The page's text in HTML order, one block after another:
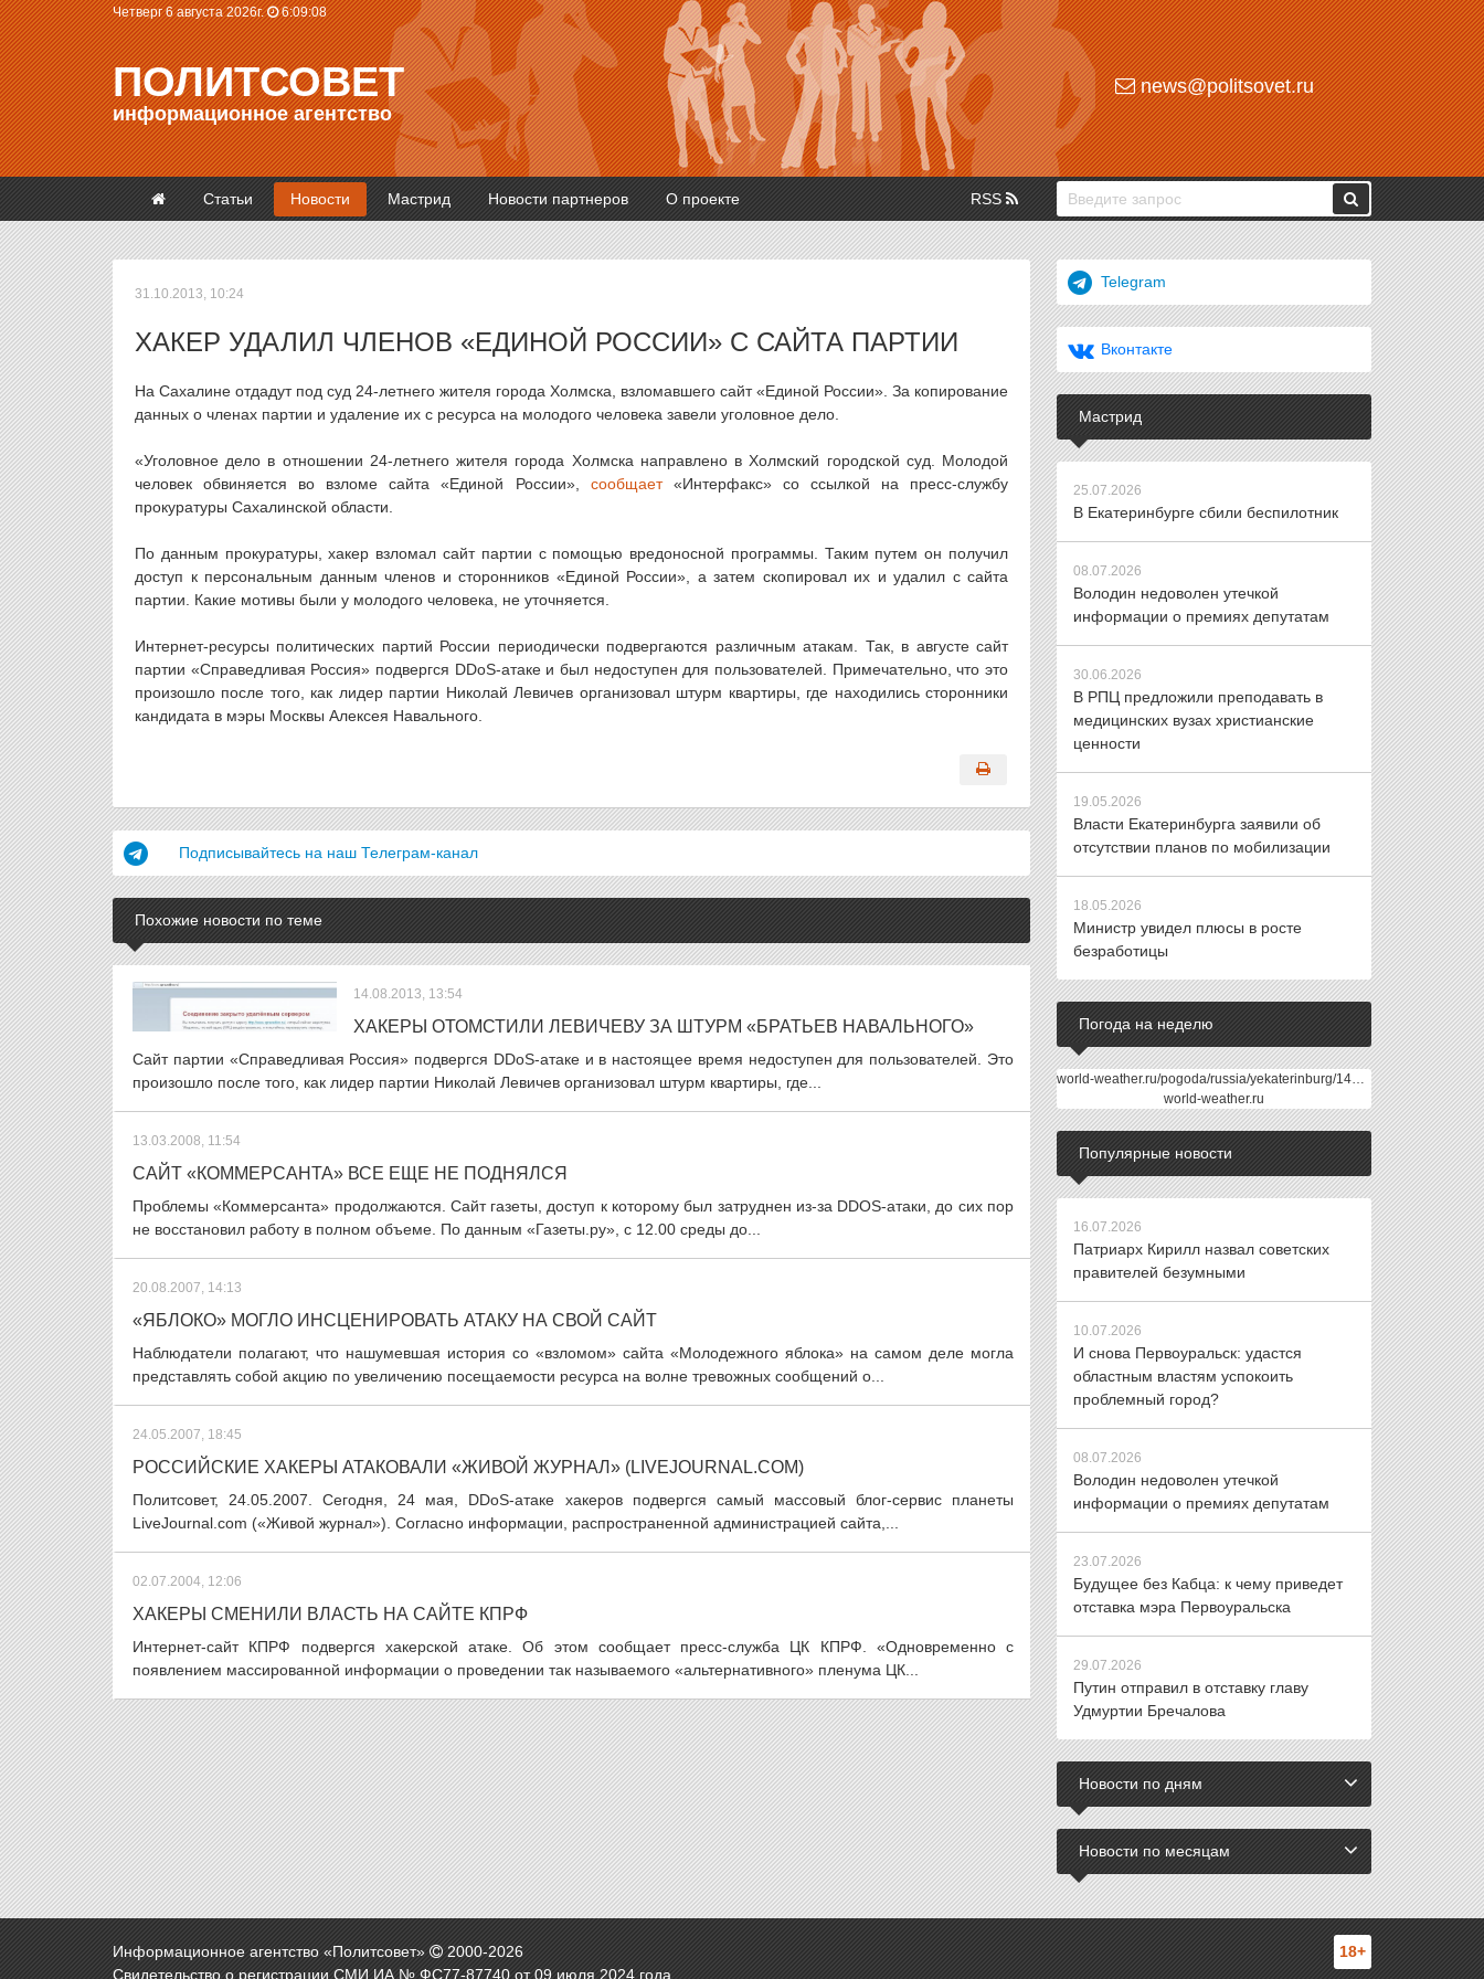
Четверг 6 августа 2026г. 6:09:08
ПОЛИТСОВЕТ
информационное агентство
news@politsovet.ru
Статьи Новости Мастрид Новости партнеров О проекте RSS
31.10.2013, 10:24
ХАКЕР УДАЛИЛ ЧЛЕНОВ «ЕДИНОЙ РОССИИ» С САЙТА ПАРТИИ
На Сахалине отдадут под суд 24-летнего жителя города Холмска, взломавшего сайт «Единой России». За копирование
данных о членах партии и удаление их с ресурса на молодого человека завели уголовное дело.
«Уголовное дело в отношении 24-летнего жителя города Холмска направлено в Холмский городской суд. Молодой
человек обвиняется во взломе сайта «Единой России», сообщает«Интерфакс» со ссылкой на пресс-службу
прокуратуры Сахалинской области.
По данным прокуратуры, хакер взломал сайт партии с помощью вредоносной программы. Таким путем он получил
доступ к персональным данным членов и сторонников «Единой России», а затем скопировал их и удалил с сайта
партии. Какие мотивы были у молодого человека, не уточняется.
Интернет-ресурсы политических партий России периодически подвергаются различным атакам. Так, в августе сайт
партии «Справедливая Россия» подвергся DDoS-атаке и был недоступен для пользователей. Примечательно, что это
произошло после того, как лидер партии Николай Левичев организовал штурм квартиры, где находились сторонники
кандидата в мэры Москвы Алексея Навального.
Подписывайтесь на наш Телеграм-канал
Похожие новости по теме
14.08.2013, 13:54
ХАКЕРЫ ОТОМСТИЛИ ЛЕВИЧЕВУ ЗА ШТУРМ «БРАТЬЕВ НАВАЛЬНОГО»
Сайт партии «Справедливая Россия» подвергся DDoS-атаке и в настоящее время недоступен для пользователей. Это
произошло после того, как лидер партии Николай Левичев организовал штурм квартиры, где...
13.03.2008, 11:54
САЙТ «КОММЕРСАНТА» ВСЕ ЕЩЕ НЕ ПОДНЯЛСЯ
Проблемы «Коммерсанта» продолжаются. Сайт газеты, доступ к которому был затруднен из-за DDOS-атаки, до сих пор
не восстановил работу в полном объеме. По данным «Газеты.ру», с 12.00 среды до...
20.08.2007, 14:13
«ЯБЛОКО» МОГЛО ИНСЦЕНИРОВАТЬ АТАКУ НА СВОЙ САЙТ
Наблюдатели полагают, что нашумевшая история со «взломом» сайта «Молодежного яблока» на самом деле могла
представлять собой акцию по увеличению посещаемости ресурса на волне тревожных сообщений о...
24.05.2007, 18:45
РОССИЙСКИЕ ХАКЕРЫ АТАКОВАЛИ «ЖИВОЙ ЖУРНАЛ» (LIVEJOURNAL.COM)
Политсовет, 24.05.2007. Сегодня, 24 мая, DDoS-атаке хакеров подвергся самый массовый блог-сервис планеты
LiveJournal.com («Живой журнал»). Согласно информации, распространенной администрацией сайта,...
02.07.2004, 12:06
ХАКЕРЫ СМЕНИЛИ ВЛАСТЬ НА САЙТЕ КПРФ
Интернет-сайт КПРФ подвергся хакерской атаке. Об этом сообщает пресс-служба ЦК КПРФ. «Одновременно с
появлением массированной информации о проведении так называемого «альтернативного» пленума ЦК...
Telegram
Вконтакте
Мастрид
25.07.2026
В Екатеринбурге сбили беспилотник
08.07.2026
Володин недоволен утечкой
информации о премиях депутатам
30.06.2026
В РПЦ предложили преподавать в
медицинских вузах христианские
ценности
19.05.2026
Власти Екатеринбурга заявили об
отсутствии планов по мобилизации
18.05.2026
Министр увидел плюсы в росте
безработицы
Погода на неделю
world-weather.ru/pogoda/russia/yekaterinburg/14days/
world-weather.ru
Популярные новости
16.07.2026
Патриарх Кирилл назвал советских
правителей безумными
10.07.2026
И снова Первоуральск: удастся
областным властям успокоить
проблемный город?
08.07.2026
Володин недоволен утечкой
информации о премиях депутатам
23.07.2026
Будущее без Кабца: к чему приведет
отставка мэра Первоуральска
29.07.2026
Путин отправил в отставку главу
Удмуртии Бречалова
Новости по дням
Новости по месяцам
Информационное агентство «Политсовет» 2000-2026
Свидетельство о регистрации СМИ ИА № ФС77-87740 от 09 июля 2024 года.
18+